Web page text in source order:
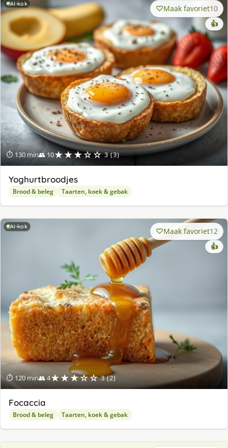
AI-kok
⏱ 130 min👥 10★★★☆☆ 3 (3)
Maak favoriet10
👍
Yoghurtbroodjes
Brood & beleg Taarten, koek & gebak
AI-kok
⏱ 120 min👥 4★★★☆☆ 3 (2)
Maak favoriet12
👍
Focaccia
Brood & beleg Taarten, koek & gebak